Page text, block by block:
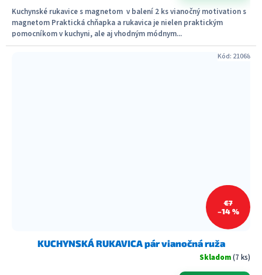
Kuchynské rukavice s magnetom v balení 2 ks vianočný motivation s
magnetom Praktická chňapka a rukavica je nielen praktickým
pomocníkom v kuchyni, ale aj vhodným módnym...
€7
–14 %
KUCHYNSKÁ RUKAVICA pár vianočná ruža
Skladom(7 ks)
Kód: 21068